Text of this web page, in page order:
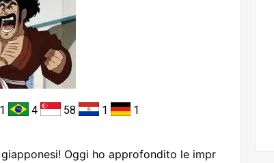
1 4 58 1 1
Oggi ho approfondito le impr